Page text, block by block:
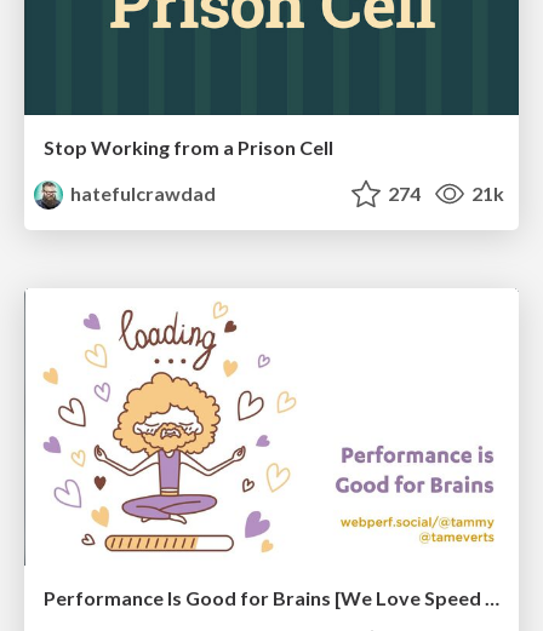
Stop Working from a Prison Cell
hatefulcrawdad
274 21k
Performance Is Good for Brains [We Love Speed 2024]